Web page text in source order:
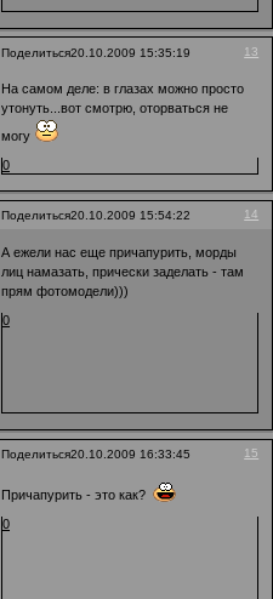
Поделиться 13
20.10.2009 15:35:19
На самом деле: в глазах можно просто
утонуть...вот смотрю, оторваться не
могу
0
Поделиться 14
20.10.2009 15:54:22
А ежели нас еще причапурить, морды
лиц намазать, прически заделать - там
прям фотомодели)))
0
Поделиться 15
20.10.2009 16:33:45
Причапурить - это как?
0